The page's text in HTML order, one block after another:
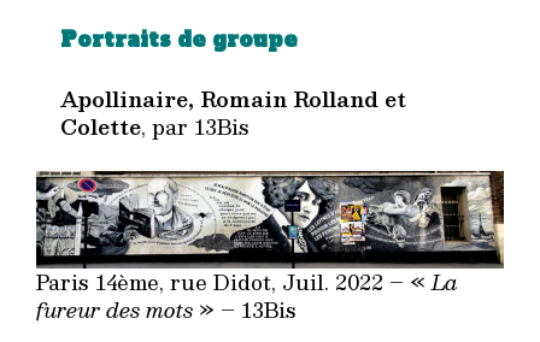
Portraits de groupe
Apollinaire, Romain Rolland et
Colette, par 13Bis
Paris 14ème, rue Didot, Juil. 2022 – «La
fureur des mots » – 13Bis